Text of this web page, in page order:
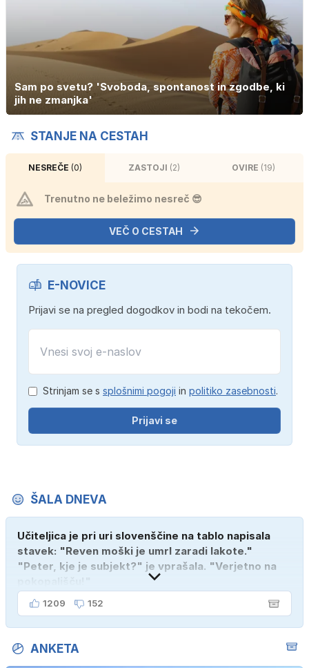
Sam po svetu? 'Svoboda, spontanost in zgodbe, ki
jih ne zmanjka'
STANJE NA CESTAH
NESREČE (0) ZASTOJI (2) OVIRE (19)
Trenutno ne beležimo nesreč 😎
VEČ O CESTAH
E-NOVICE
Prijavi se na pregled dogodkov in bodi na tekočem.
Strinjam se s splošnimi pogoji in politiko zasebnosti.
Prijavi se
ŠALA DNEVA
Učiteljica je pri uri slovenščine na tablo napisala
stavek: "Reven moški je umrl zaradi lakote."
"Peter, kje je subjekt?" je vprašala. "Verjetno na
1209 152
ANKETA